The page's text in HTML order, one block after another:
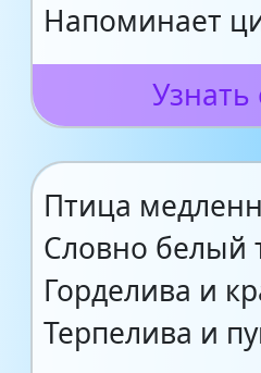
Напоминает
Узнать
Птица
Словно белый
Горделива и
Терпелива и